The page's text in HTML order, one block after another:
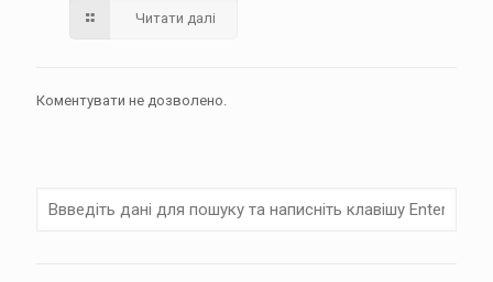
Читати далі
Коментувати не дозволено.